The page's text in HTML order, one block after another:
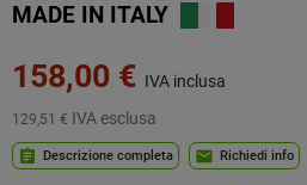
MADE IN ITALY
158,00 € IVA inclusa
129,51 € IVA esclusa
assignment Descrizione completa mail Richiedi info